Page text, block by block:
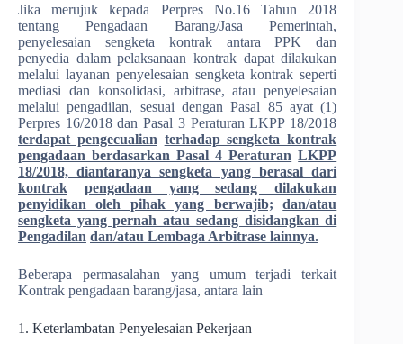
Jika merujuk kepada Perpres No.16 Tahun 2018
tentang Pengadaan Barang/Jasa Pemerintah,
penyelesaian sengketa kontrak antara PPK dan
penyedia dalam pelaksanaan kontrak dapat dilakukan
melalui layanan penyelesaian sengketa kontrak seperti
mediasi dan konsolidasi, arbitrase, atau penyelesaian
melalui pengadilan, sesuai dengan Pasal 85 ayat (1)
Perpres 16/2018 dan Pasal 3 Peraturan LKPP 18/2018
terdapat pengecualian terhadap sengketa kontrak
pengadaan berdasarkan Pasal 4 Peraturan LKPP
18/2018, diantaranya sengketa yang berasal dari
kontrak
pengadaan yang sedang dilakukan
penyidikan oleh pihak yang berwajib;
dan/atau
sengketa yang pernah atau sedang disidangkan di
Pengadilan dan/atau Lembaga Arbitrase lainnya.
Beberapa permasalahan yang umum terjadi terkait
Kontrak pengadaan barang/jasa, antara lain
1. Keterlambatan Penyelesaian Pekerjaan